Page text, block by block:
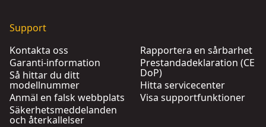
Support
Kontakta oss
Garanti-information
Så hittar du ditt
modellnummer
Anmäl en falsk webbplats
Säkerhetsmeddelanden
och återkallelser
Rapportera en sårbarhet
Prestandadeklaration (CE
DoP)
Hitta servicecenter
Visa supportfunktioner